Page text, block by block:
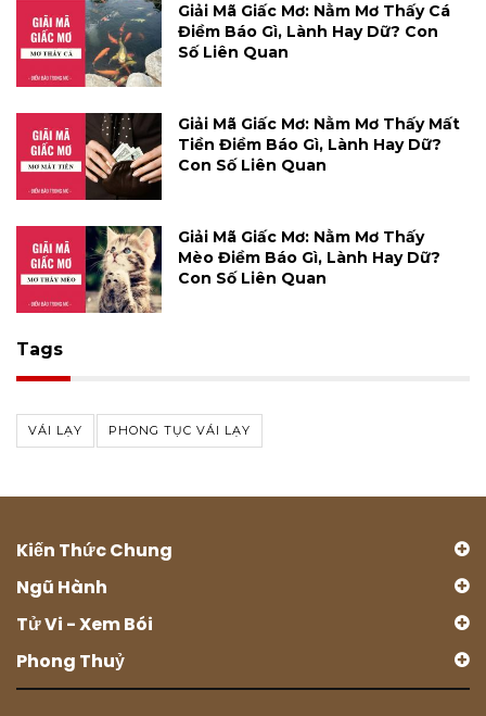
Giải Mã Giấc Mơ: Nằm Mơ Thấy Cá
Điềm Báo Gì, Lành Hay Dữ? Con
Số Liên Quan
Giải Mã Giấc Mơ: Nằm Mơ Thấy Mất
Tiền Điềm Báo Gì, Lành Hay Dữ?
Con Số Liên Quan
Giải Mã Giấc Mơ: Nằm Mơ Thấy
Mèo Điềm Báo Gì, Lành Hay Dữ?
Con Số Liên Quan
Tags
VÁI LẠY PHONG TỤC VÁI LẠY
Kiến Thức Chung
Ngũ Hành
Tử Vi - Xem Bói
Phong Thuỷ